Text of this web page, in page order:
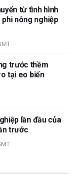
từ tình hình
nông nghiệp
trước thềm
tại eo biển
lần đầu của
trước